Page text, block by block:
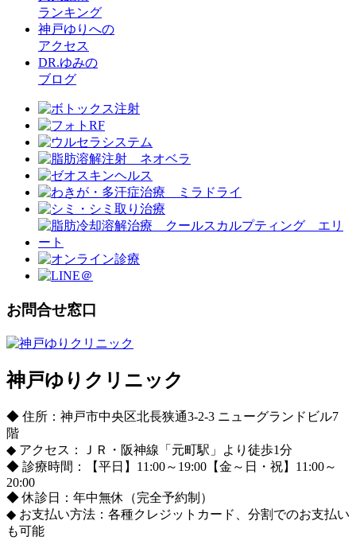
ランキング
神戸ゆりへの
アクセス
DR.ゆみの
ブログ
お問合せ窓口
神戸ゆりクリニック
◆ 住所：神戸市中央区北長狭通3-2-3 ニューグランドビル7
階
◆ アクセス：ＪＲ・阪神線「元町駅」より徒歩1分
◆ 診療時間：【平日】11:00～19:00【金～日・祝】11:00～
20:00
◆ 休診日：年中無休（完全予約制）
◆ お支払い方法：各種クレジットカード、分割でのお支払い
も可能